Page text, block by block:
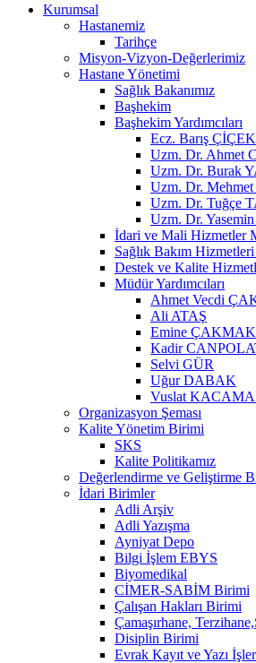
Kurumsal
Hastanemiz
Tarihçe
Misyon-Vizyon-Değerlerimiz
Hastane Yönetimi
Sağlık Bakanımız
Başhekim
Başhekim Yardımcıları
Ecz. Barış ÇİÇEK
Uzm. Dr. Ahmet
Uzm. Dr. Burak
Uzm. Dr.
Uzm. Dr. Tuğçe
Uzm. Dr.
İdari ve Mali Hizmetler
Sağlık Bakım
Destek ve Kalite
Müdür Yardımcıları
Ahmet Vecdi
Ali ATAŞ
Emine ÇAKMAK
Kadir
Selvi GÜR
Uğur DABAK
Vuslat
Organizasyon Şeması
Kalite Yönetim Birimi
SKS
Kalite Politikamız
Değerlendirme ve Geliştirme
İdari Birimler
Adli Arşiv
Adli Yazışma
Ayniyat Depo
Bilgi İşlem EBYS
Biyomedikal
CİMER-SABİM Birimi
Çalışan Hakları Birimi
Çamaşırhane,
Disiplin Birimi
Evrak Kayıt ve Yazı